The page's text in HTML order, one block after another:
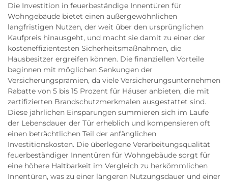
Die Investition in feuerbeständige Innentüren für
Wohngebäude bietet einen außergewöhnlichen
langfristigen Nutzen, der weit über den ursprünglichen
Kaufpreis hinausgeht, und macht sie damit zu einer der
kosteneffizientesten Sicherheitsmaßnahmen, die
Hausbesitzer ergreifen können. Die finanziellen Vorteile
beginnen mit möglichen Senkungen der
Versicherungsprämien, da viele Versicherungsunternehmen
Rabatte von 5 bis 15 Prozent für Häuser anbieten, die mit
zertifizierten Brandschutzmerkmalen ausgestattet sind.
Diese jährlichen Einsparungen summieren sich im Laufe
der Lebensdauer der Tür erheblich und kompensieren oft
einen beträchtlichen Teil der anfänglichen
Investitionskosten. Die überlegene Verarbeitungsqualität
feuerbeständiger Innentüren für Wohngebäude sorgt für
eine höhere Haltbarkeit im Vergleich zu herkömmlichen
Innentüren, was zu einer längeren Nutzungsdauer und einer